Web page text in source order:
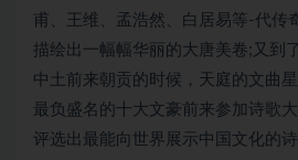
甫、王维、孟浩然、白居易等-代传
描绘出一幅幅华丽的大唐美卷;又到
中土前来朝贡的时候，天庭的文曲
最负盛名的十大文豪前来参加诗歌
评选出最能向世界展示中国文化的